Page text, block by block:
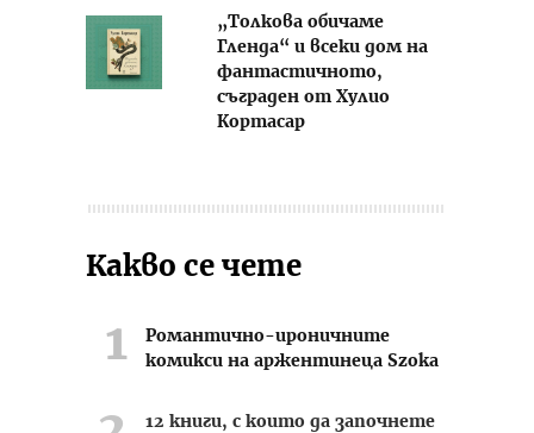
„Толкова обичаме
Гленда“ и всеки дом на
фантастичното,
съграден от Хулио
Кортасар
Какво се чете
Романтично-ироничните
комикси на аржентинеца Szoka
12 книги, с които да започнете